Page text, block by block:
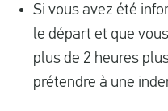
Si vous avez été
le départ et que
plus de 2 heures
prétendre à une